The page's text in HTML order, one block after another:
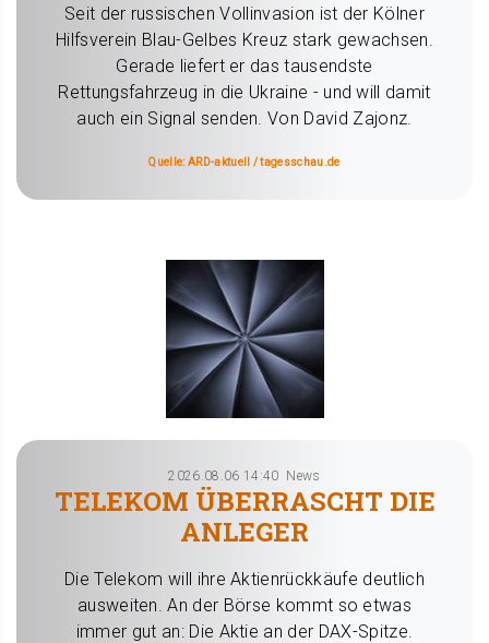
Seit der russischen Vollinvasion ist der Kölner
Hilfsverein Blau-Gelbes Kreuz stark gewachsen.
Gerade liefert er das tausendste
Rettungsfahrzeug in die Ukraine - und will damit
auch ein Signal senden. Von David Zajonz.
Quelle: ARD-aktuell / tagesschau.de
2026.08.06 14:40 News
TELEKOM ÜBERRASCHT DIE
ANLEGER
Die Telekom will ihre Aktienrückkäufe deutlich
ausweiten. An der Börse kommt so etwas
immer gut an: Die Aktie an der DAX-Spitze.